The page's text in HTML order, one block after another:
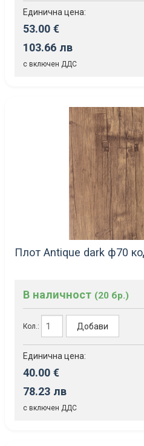
Единична цена:
53.00 €
103.66 лв
с включен ДДС
Плот Antique dark ф70
В наличност (20 бр.)
Кол.: Добави
Единична цена:
40.00 €
78.23 лв
с включен ДДС